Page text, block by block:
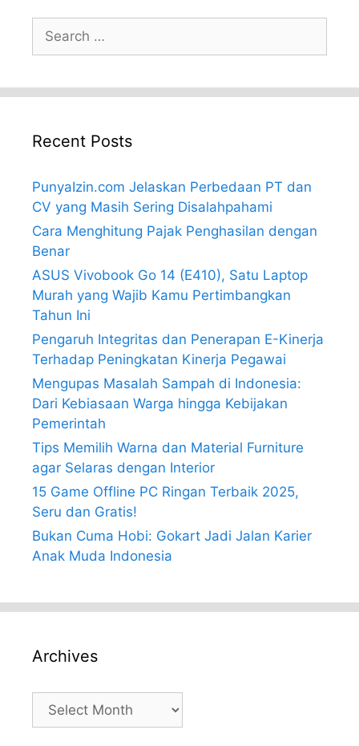
Search
for:
Recent Posts
PunyaIzin.com Jelaskan Perbedaan PT dan
CV yang Masih Sering Disalahpahami
Cara Menghitung Pajak Penghasilan dengan
Benar
ASUS Vivobook Go 14 (E410), Satu Laptop
Murah yang Wajib Kamu Pertimbangkan
Tahun Ini
Pengaruh Integritas dan Penerapan E-Kinerja
Terhadap Peningkatan Kinerja Pegawai
Mengupas Masalah Sampah di Indonesia:
Dari Kebiasaan Warga hingga Kebijakan
Pemerintah
Tips Memilih Warna dan Material Furniture
agar Selaras dengan Interior
15 Game Offline PC Ringan Terbaik 2025,
Seru dan Gratis!
Bukan Cuma Hobi: Gokart Jadi Jalan Karier
Anak Muda Indonesia
Archives
Archives